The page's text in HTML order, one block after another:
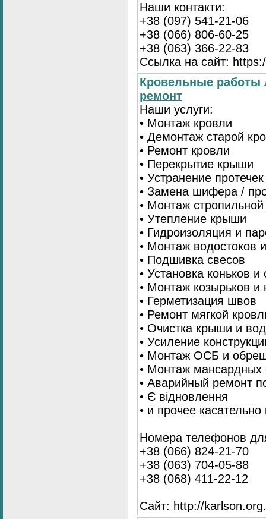
Наши контакти:
+38 (097) 541-21-06
+38 (066) 806-60-25
+38 (063) 366-22-83
Ссылка на сайт:
Кровельные
ремонт
Наши услуги:
• Монтаж кровли
• Демонтаж старой
• Ремонт кровли
• Перекрытие крыши
• Устранение протечек
• Замена шифера /
• Монтаж
• Утепление крыши
• Гидроизоляция и
• Монтаж водостоков
• Подшивка свесов
• Установка коньков и
• Монтаж козырьков и
• Герметизация швов
• Ремонт мягкой
• Очистка крыши и
• Усиление
• Монтаж ОСБ и
• Монтаж мансардных
• Аварийный ремонт
• Є відновлення
• и прочее
Номера телефонов
+38 (066) 824-21-70
+38 (063) 704-05-88
+38 (068) 411-22-12
Сайт: http://